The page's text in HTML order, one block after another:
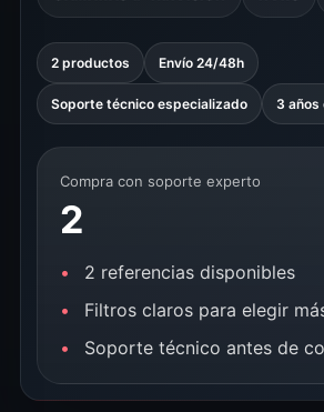
2 productos Envío 24/48h
Soporte técnico especializado 3
Compra con soporte experto
2
2 referencias disponibles
Filtros claros para elegir
Soporte técnico antes de